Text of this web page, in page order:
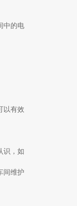
中的电
以有效
识，如
间维护